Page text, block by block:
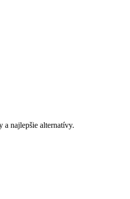
najlepšie alternatívy.